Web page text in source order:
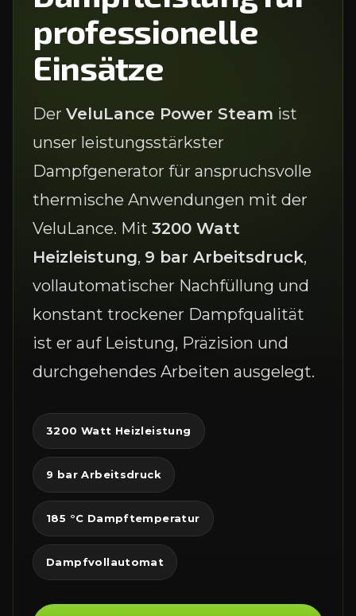
professionelle
Einsätze
Der VeluLance Power Steam ist
unser leistungsstärkster
Dampfgenerator für anspruchsvolle
thermische Anwendungen mit der
VeluLance. Mit 3200 Watt
Heizleistung, 9 bar Arbeitsdruck,
vollautomatischer Nachfüllung und
konstant trockener Dampfqualität
ist er auf Leistung, Präzision und
durchgehendes Arbeiten ausgelegt.
3200 Watt Heizleistung
9 bar Arbeitsdruck
185 °C Dampftemperatur
Dampfvollautomat